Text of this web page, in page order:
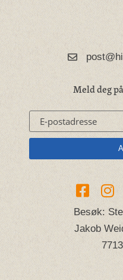
Meld deg
Besøk:
Jakob